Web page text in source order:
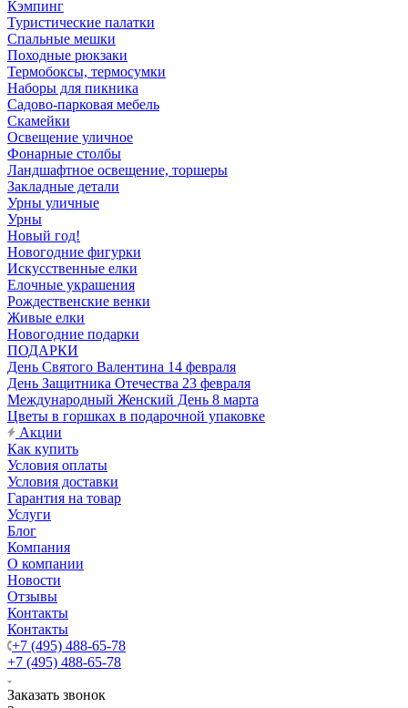
Кэмпинг
Туристические палатки
Спальные мешки
Походные рюкзаки
Термобоксы, термосумки
Наборы для пикника
Садово-парковая мебель
Скамейки
Освещение уличное
Фонарные столбы
Ландшафтное освещение, торшеры
Закладные детали
Урны уличные
Урны
Новый год!
Новогодние фигурки
Искусственные елки
Елочные украшения
Рождественские венки
Живые елки
Новогодние подарки
ПОДАРКИ
День Святого Валентина 14 февраля
День Защитника Отечества 23 февраля
Международный Женский День 8 марта
Цветы в горшках в подарочной упаковке
Акции
Как купить
Условия оплаты
Условия доставки
Гарантия на товар
Услуги
Блог
Компания
О компании
Новости
Отзывы
Контакты
Контакты
+7 (495) 488-65-78
+7 (495) 488-65-78
Заказать звонок